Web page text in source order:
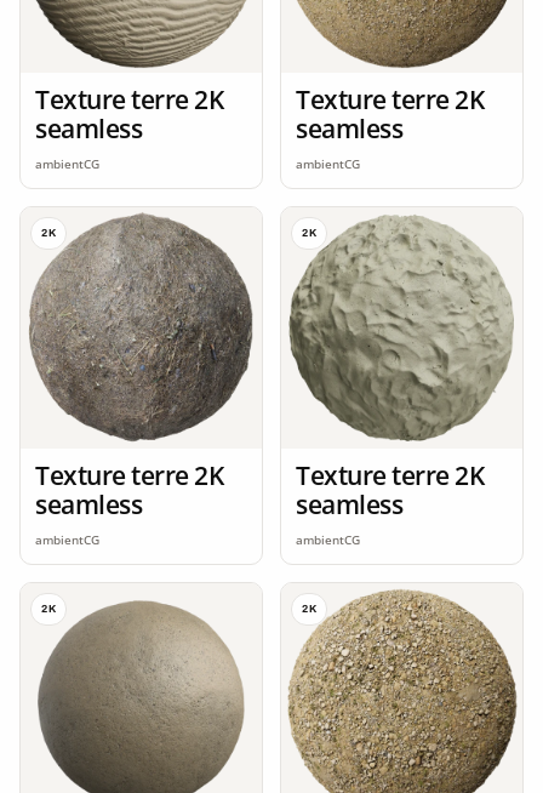
Texture terre 2K
seamless
ambientCG
Texture terre 2K
seamless
ambientCG
2K
Texture terre 2K
seamless
ambientCG
2K
Texture terre 2K
seamless
ambientCG
2K 2K